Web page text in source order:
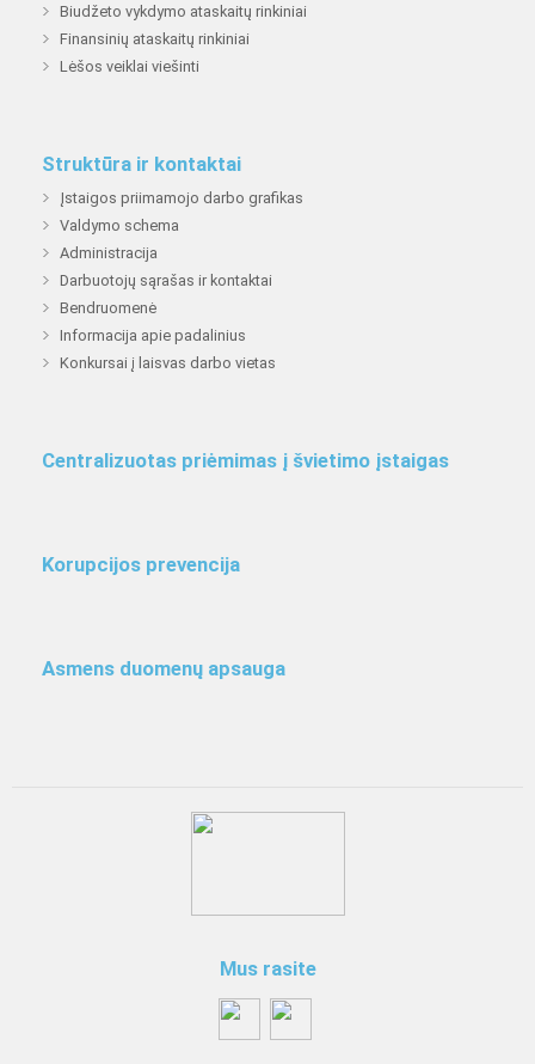
Biudžeto vykdymo ataskaitų rinkiniai
Finansinių ataskaitų rinkiniai
Lėšos veiklai viešinti
Struktūra ir kontaktai
Įstaigos priimamojo darbo grafikas
Valdymo schema
Administracija
Darbuotojų sąrašas ir kontaktai
Bendruomenė
Informacija apie padalinius
Konkursai į laisvas darbo vietas
Centralizuotas priėmimas į švietimo įstaigas
Korupcijos prevencija
Asmens duomenų apsauga
Mus rasite